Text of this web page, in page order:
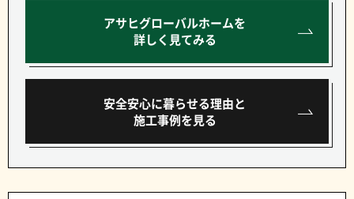
アサヒグローバルホームを
詳しく見てみる
安全安心に暮らせる理由と
施工事例を見る